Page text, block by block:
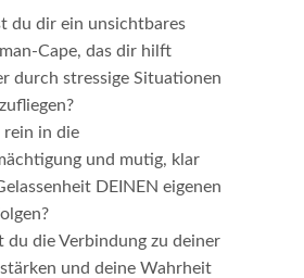
du dir ein unsichtbares
Cape, das dir hilft
durch stressige Situationen
in die
und mutig, klar
DEINEN eigenen
du die Verbindung zu deiner
und deine Wahrheit